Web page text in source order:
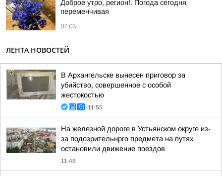
Доброе утро, регион!. Погода сегодня
переменчивая
07:03
ЛЕНТА НОВОСТЕЙ
В Архангельске вынесен приговор за
убийство, совершенное с особой
жестокостью
11:55
На железной дороге в Устьянском округе из-
за подозрительнрго предмета на путях
остановили движение поездов
11:48